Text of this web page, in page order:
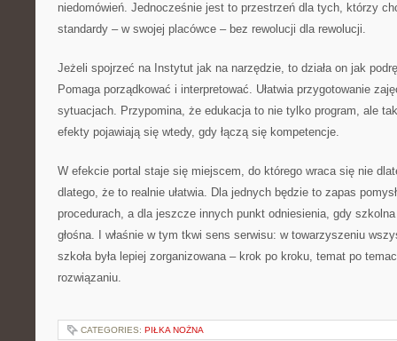
niedomówień. Jednocześnie jest to przestrzeń dla tych, którzy
standardy – w swojej placówce – bez rewolucji dla rewolucji.
Jeżeli spojrzeć na Instytut jak na narzędzie, to działa on jak
Pomaga porządkować i interpretować. Ułatwia przygotowanie
sytuacjach. Przypomina, że edukacja to nie tylko program, ale
efekty pojawiają się wtedy, gdy łączą się kompetencje.
W efekcie portal staje się miejscem, do którego wraca się nie
dlatego, że to realnie ułatwia. Dla jednych będzie to zapas
procedurach, a dla jeszcze innych punkt odniesienia, gdy
głośna. I właśnie w tym tkwi sens serwisu: w towarzyszeniu
szkoła była lepiej zorganizowana – krok po kroku, temat po
rozwiązaniu.
CATEGORIES: PIŁKA NOŻNA